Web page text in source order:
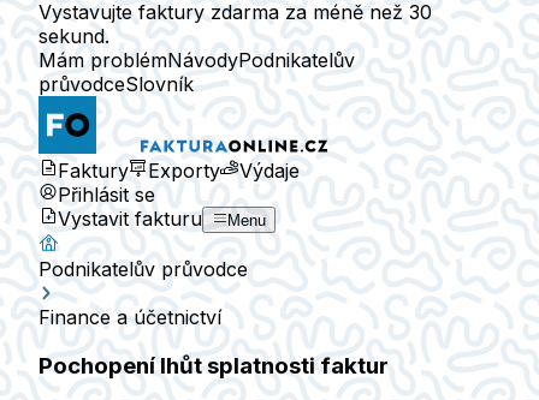
Vystavujte faktury zdarma za méně než 30
sekund.
Mám problémNávodyPodnikatelův
průvodceSlovník
Faktury Exporty
Výdaje
Přihlásit se
Vystavit fakturu
Menu
Podnikatelův průvodce
Finance a účetnictví
Pochopení lhůt splatnosti faktur